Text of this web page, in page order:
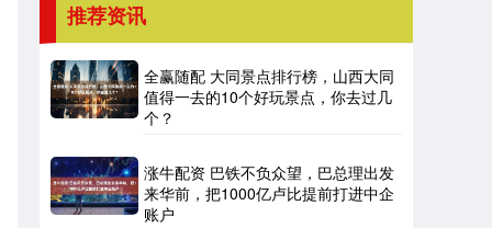
推荐资讯
全赢随配 大同景点排行榜，山西大同
值得一去的10个好玩景点，你去过几
个？
涨牛配资 巴铁不负众望，巴总理出发
来华前，把1000亿卢比提前打进中企
账户